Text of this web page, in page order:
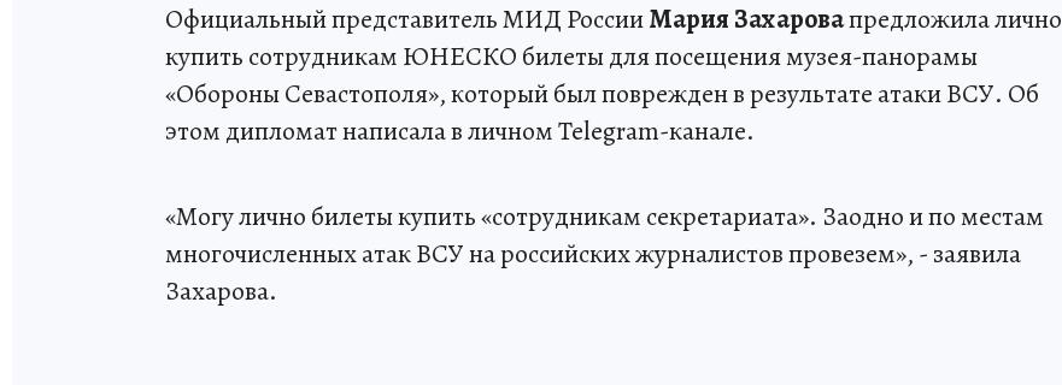
Официальный представитель МИД РоссииМария Захаровапредложила лично
купить сотрудникам ЮНЕСКО билеты для посещения музея-панорамы
«Обороны Севастополя», который был поврежден в результате атаки ВСУ. Об
этом дипломат написала в личном Telegram-канале.
«Могу лично билеты купить «сотрудникам секретариата». Заодно и по местам
многочисленных атак ВСУ на российских журналистов провезем», - заявила
Захарова.